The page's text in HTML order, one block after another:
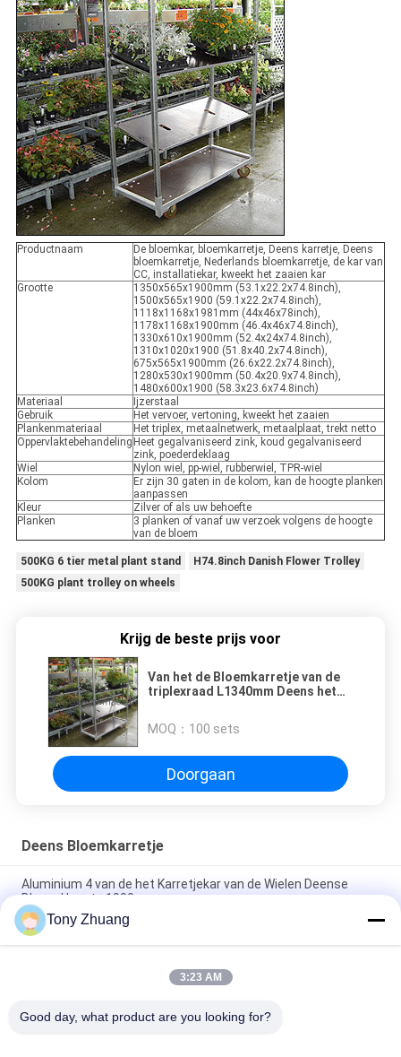
Productnaam
De bloemkar, bloemkarretje, Deens karretje, Deens
bloemkarretje, Nederlands bloemkarretje, de kar van
CC, installatiekar, kweekt het zaaien kar
Grootte
1350x565x1900mm (53.1x22.2x74.8inch),
1500x565x1900 (59.1x22.2x74.8inch),
1118x1168x1981mm (44x46x78inch),
1178x1168x1900mm (46.4x46x74.8inch),
1330x610x1900mm (52.4x24x74.8inch),
1310x1020x1900 (51.8x40.2x74.8inch),
675x565x1900mm (26.6x22.2x74.8inch),
1280x530x1900mm (50.4x20.9x74.8inch),
1480x600x1900 (58.3x23.6x74.8inch)
Materiaal
Ijzerstaal
Gebruik
Het vervoer, vertoning, kweekt het zaaien
Plankenmateriaal
Het triplex, metaalnetwerk, metaalplaat, trekt netto
Oppervlaktebehandeling Heet gegalvaniseerd zink, koud gegalvaniseerd
zink, poederdeklaag
Wiel
Nylon wiel, pp-wiel, rubberwiel, TPR-wiel
Kolom
Er zijn 30 gaten in de kolom, kan de hoogte planken
aanpassen
Kleur
Zilver of als uw behoefte
Planken
3 planken of vanaf uw verzoek volgens de hoogte
van de bloem
500KG 6 tier metal plant stand
H74.8inch Danish Flower Trolley
500KG plant trolley on wheels
Krijg de beste prijs voor
Van het de Bloemkarretje van de
triplexraad L1340mm Deens het
Bever
MOQ： 100 sets
Doorgaan
Deens Bloemkarretje
Aluminium 4 van de het Karretjekar van de Wielen Deense
Bloem Hoogte 1900mm
Karretje van de het Triplex het Deense Installatie van het
ijzerstaal, 500kgs-het Rek van de Bloempot met 4 Wielen
Van het de Bloemkarretje H74.8inch gelijkstroom van Mobile
Tony Zhuang
3:23 AM
Good day, what product are you looking for?